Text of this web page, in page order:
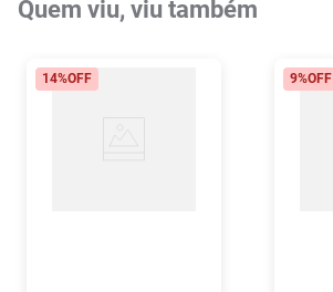
Quem viu, viu também
14%OFF 9%OFF